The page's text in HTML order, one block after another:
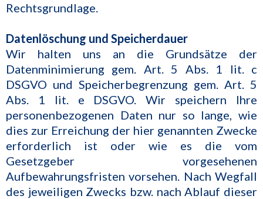
Rechtsgrundlage.
Datenlöschung und Speicherdauer
Wir halten uns an die Grundsätze der
Datenminimierung gem. Art. 5 Abs. 1 lit. c
DSGVO und Speicherbegrenzung gem. Art. 5
Abs. 1 lit. e DSGVO. Wir speichern Ihre
personenbezogenen Daten nur so lange, wie
dies zur Erreichung der hier genannten Zwecke
erforderlich ist oder wie es die vom
Gesetzgeber vorgesehenen
Aufbewahrungsfristen vorsehen. Nach Wegfall
des jeweiligen Zwecks bzw. nach Ablauf dieser